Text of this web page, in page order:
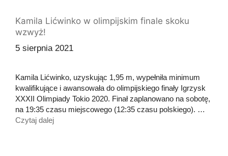
Kamila Lićwinko w olimpijskim finale skoku
wzwyż!
5 sierpnia 2021
Kamila Lićwinko, uzyskując 1,95 m, wypełniła minimum
kwalifikujące i awansowała do olimpijskiego finały Igrzysk
XXXII Olimpiady Tokio 2020. Finał zaplanowano na sobotę,
na 19:35 czasu miejscowego (12:35 czasu polskiego). …
Czytaj dalej